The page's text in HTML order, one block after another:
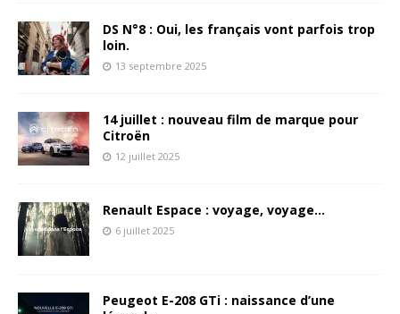
DS N°8 : Oui, les français vont parfois trop
loin.
13 septembre 2025
14 juillet : nouveau film de marque pour
Citroën
12 juillet 2025
Renault Espace : voyage, voyage…
6 juillet 2025
Peugeot E-208 GTi : naissance d’une